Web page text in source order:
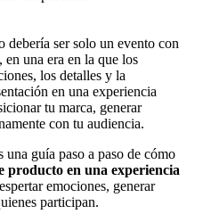
ser solo un evento con
una era en la que los
los detalles y la
en una experiencia
tu marca, generar
con tu audiencia.
guía paso a paso de cómo
producto en una experiencia
emociones, generar
participan.